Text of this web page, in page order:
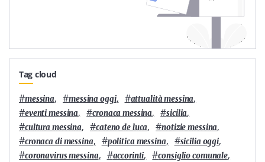
Tag cloud
#messina, #messina oggi, #attualità messina,
#eventi messina, #cronaca messina, #sicilia,
#cultura messina, #cateno de luca, #notizie messina,
#cronaca di messina, #politica messina, #sicilia oggi,
#coronavirus messina, #accorinti, #consiglio comunale,